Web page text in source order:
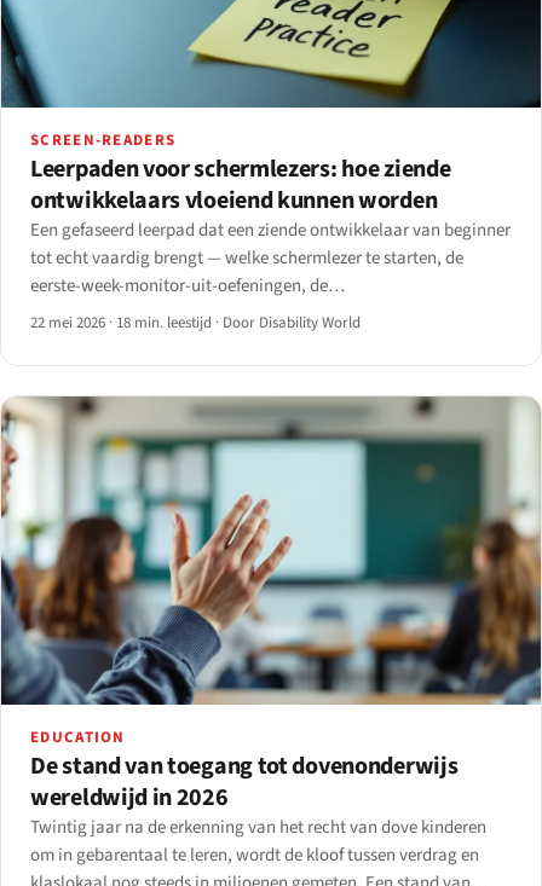
SCREEN-READERS
Leerpaden voor schermlezers: hoe ziende
ontwikkelaars vloeiend kunnen worden
Een gefaseerd leerpad dat een ziende ontwikkelaar van beginner
tot echt vaardig brengt — welke schermlezer te starten, de
eerste-week-monitor-uit-oefeningen, de
ontwikkelaarssnelkoppelingen die bijna niemand leert, en
22 mei 2026 · 18 min. leestijd · Door Disability World
EDUCATION
De stand van toegang tot dovenonderwijs
wereldwijd in 2026
Twintig jaar na de erkenning van het recht van dove kinderen
om in gebarentaal te leren, wordt de kloof tussen verdrag en